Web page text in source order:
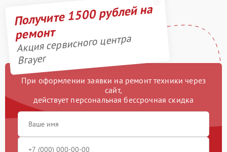
Получите 1500 рублей на
ремонт
Акция сервисного центра
Brayer
При оформлении заявки на ремонт техники через
сайт,
действует персональная бессрочная скидка